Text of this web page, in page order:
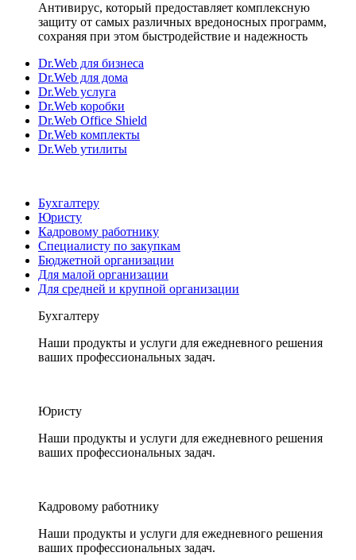
Антивирус, который предоставляет комплексную
защиту от самых различных вредоносных программ,
сохраняя при этом быстродействие и надежность
Dr.Web для бизнеса
Dr.Web для дома
Dr.Web услуга
Dr.Web коробки
Dr.Web Office Shield
Dr.Web комплекты
Dr.Web утилиты
Бухгалтеру
Юристу
Кадровому работнику
Специалисту по закупкам
Бюджетной организации
Для малой организации
Для средней и крупной организации
Бухгалтеру
Наши продукты и услуги для ежедневного решения
ваших профессиональных задач.
Юристу
Наши продукты и услуги для ежедневного решения
ваших профессиональных задач.
Кадровому работнику
Наши продукты и услуги для ежедневного решения
ваших профессиональных задач.